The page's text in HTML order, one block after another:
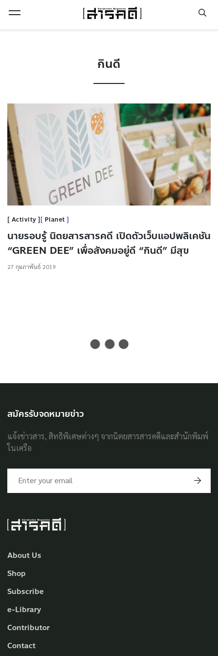
กินดี
Activity Planet
นายรอบรู้ นิตยสารสารคดี เปิดตัวเว็บแอปพลิเคชัน
“GREEN DEE” เพื่อสังคมอยู่ดี “กินดี” มีสุข
27 กุมภาพันธ์ 2019
About Us
Shop
Subscribe
e-Library
Contributor
Contact
สมัครรับจดหมายข่าว
แจ้งข่าวสาร, สิทธิพิเศษต่างๆ จากนิตยสารสารคดีและสำนักพิมพ์
ในเครือ